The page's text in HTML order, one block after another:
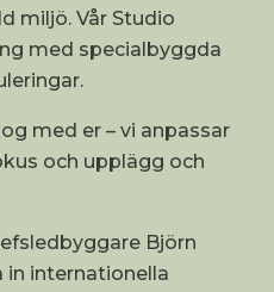
miljö. Vår Studio
med specialbyggda
med er – vi anpassar
och upplägg och
Björn
in internationella